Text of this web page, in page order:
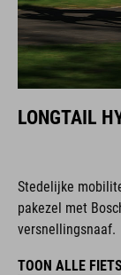
LONGTAIL
Stedelijke
pakezel met
versnellingsnaaf.
TOON ALLE